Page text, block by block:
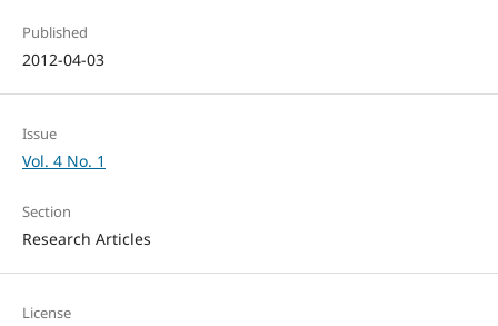
Published
2012-04-03
Issue
Vol. 4 No. 1
Section
Research Articles
License